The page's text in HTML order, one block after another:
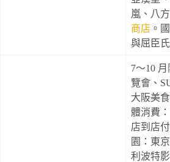
嵐、八
商店 。
與屈臣氏
7～10
覽會、
大阪美
體消費
店到店
園：東
利波特